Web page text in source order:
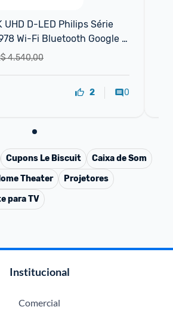
UHD D-LED Philips Série
Wi-Fi Bluetooth Google
2 USB
4.540,00
2 0
Cupons Le Biscuit
Caixa de Som
Theater
Projetores
para TV
Institucional
Comercial